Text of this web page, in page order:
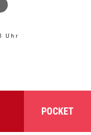
Uhr
POCKET